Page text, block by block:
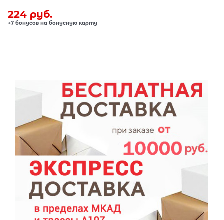
224 руб.
+7 бонусов на бонусную карту